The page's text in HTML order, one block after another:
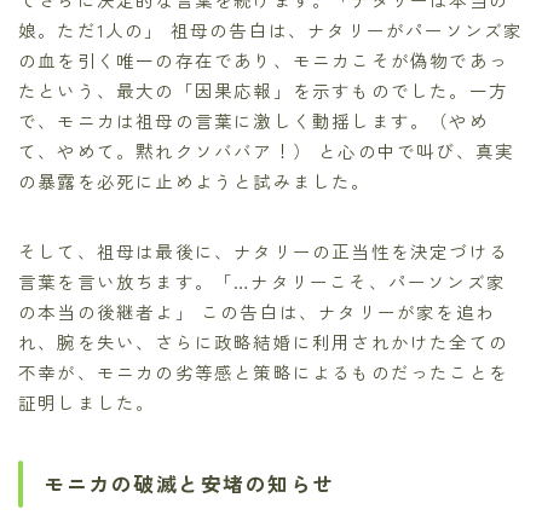
娘。ただ1人の」 祖母の告白は、ナタリーがパーソンズ家
の血を引く唯一の存在であり、モニカこそが偽物であっ
たという、最大の「因果応報」を示すものでした。一方
で、モニカは祖母の言葉に激しく動揺します。（やめ
て、やめて。黙れクソババア！） と心の中で叫び、真実
の暴露を必死に止めようと試みました。
そして、祖母は最後に、ナタリーの正当性を決定づける
言葉を言い放ちます。「…ナタリーこそ、パーソンズ家
の本当の後継者よ」 この告白は、ナタリーが家を追わ
れ、腕を失い、さらに政略結婚に利用されかけた全ての
不幸が、モニカの劣等感と策略によるものだったことを
証明しました。
モニカの破滅と安堵の知らせ